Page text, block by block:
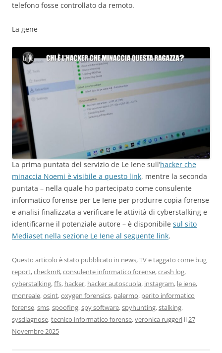
telefono fosse controllato da remoto.
La gene
La prima puntata del servizio de Le Iene sull’hacker che
minaccia Noemi è visibile a questo link, mentre la seconda
puntata – nella quale ho partecipato come consulente
informatico forense per Le Iene per produrre copia forense
e analisi finalizzata a verificare le attività di cyberstalking e
identificarne il potenziale autore – è disponibile sul sito
Mediaset nella sezione Le Iene al seguente link.
Questo articolo è stato pubblicato in news,TVe taggato come bug
report,checkm8,consulente informatico forense,crash log,
cyberstalking,ffs, hacker, hacker autoscuola, instagram, le iene,
monreale,osint,oxygen forensics, palermo, perito informatico
forense,sms,spoofing,spy software,spyhunting,stalking,
sysdiagnose,tecnico informatico forense,veronica ruggeri il27
Novembre 2025